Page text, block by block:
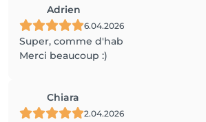
Adrien
6.04.2026
Super, comme d'hab
Merci beaucoup :)
Chiara
2.04.2026